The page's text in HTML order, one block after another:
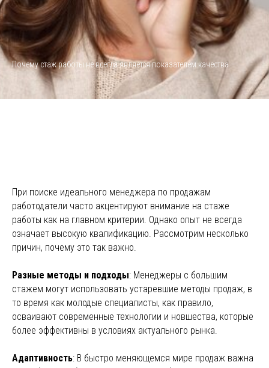
Почему стаж работы не всегда является показателем качества
При поиске идеального менеджера по продажам
работодатели часто акцентируют внимание на стаже
работы как на главном критерии. Однако опыт не всегда
означает высокую квалификацию. Рассмотрим несколько
причин, почему это так важно.
Разные методы и подходы: Менеджеры с большим
стажем могут использовать устаревшие методы продаж, в
то время как молодые специалисты, как правило,
осваивают современные технологии и новшества, которые
более эффективны в условиях актуального рынка.
Адаптивность: В быстро меняющемся мире продаж важна